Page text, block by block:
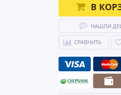
В
НАШЛИ
СРАВНИТЬ